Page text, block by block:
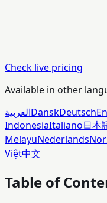
Check live pricing
Available in other
العربيةDanskDeutsch
IndonesiaItaliano日本
MelayuNederlands
Việt中文
Table of